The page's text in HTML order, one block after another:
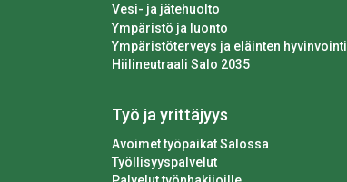
Vesi- ja jätehuolto
Ympäristö ja luonto
Ympäristöterveys ja eläinten hyvinvointi
Hiilineutraali Salo 2035
Työ ja yrittäjyys
Avoimet työpaikat Salossa
Työllisyyspalvelut